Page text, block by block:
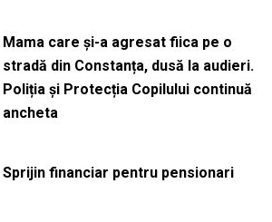
Mama care și-a agresat fiica pe o
stradă din Constanța, dusă la audieri.
Poliția și Protecția Copilului continuă
ancheta
Sprijin financiar pentru pensionari